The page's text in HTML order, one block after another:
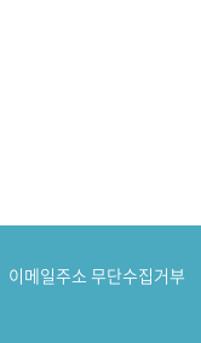
이메일주소 무단수집거부